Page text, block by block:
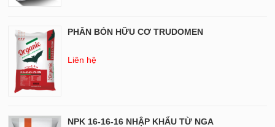
PHÂN BÓN HỮU CƠ TRUDOMEN
Liên hệ
NPK 16-16-16 NHẬP KHẨU TỪ NGA